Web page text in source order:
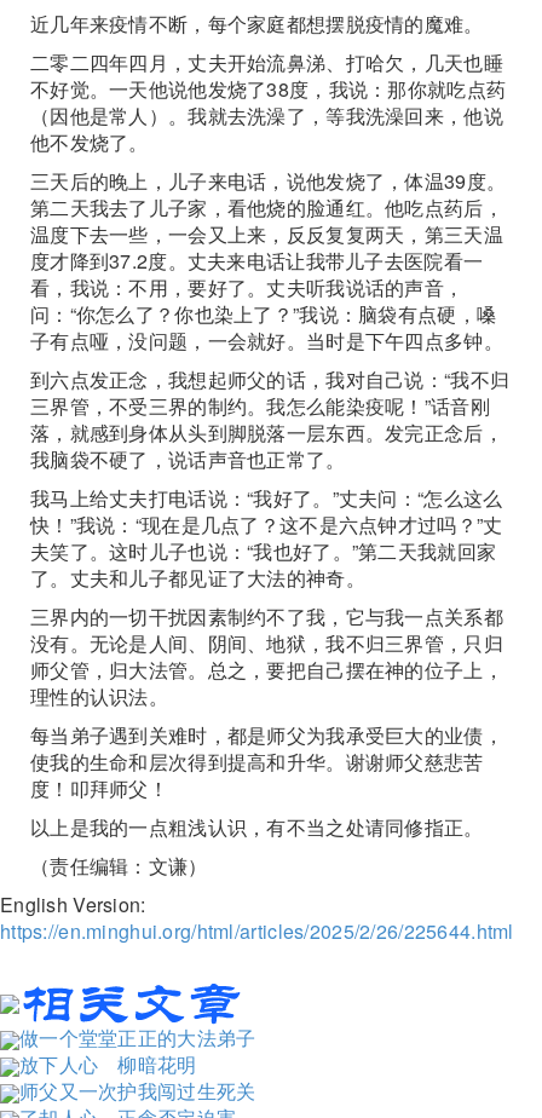
近几年来疫情不断，每个家庭都想摆脱疫情的魔难。
二零二四年四月，丈夫开始流鼻涕、打哈欠，几天也睡
不好觉。一天他说他发烧了38度，我说：那你就吃点药
（因他是常人）。我就去洗澡了，等我洗澡回来，他说
他不发烧了。
三天后的晚上，儿子来电话，说他发烧了，体温39度。
第二天我去了儿子家，看他烧的脸通红。他吃点药后，
温度下去一些，一会又上来，反反复复两天，第三天温
度才降到37.2度。丈夫来电话让我带儿子去医院看一
看，我说：不用，要好了。丈夫听我说话的声音，
问：“你怎么了？你也染上了？”我说：脑袋有点硬，嗓
子有点哑，没问题，一会就好。当时是下午四点多钟。
到六点发正念，我想起师父的话，我对自己说：“我不归
三界管，不受三界的制约。我怎么能染疫呢！”话音刚
落，就感到身体从头到脚脱落一层东西。发完正念后，
我脑袋不硬了，说话声音也正常了。
我马上给丈夫打电话说：“我好了。”丈夫问：“怎么这么
快！”我说：“现在是几点了？这不是六点钟才过吗？”丈
夫笑了。这时儿子也说：“我也好了。”第二天我就回家
了。丈夫和儿子都见证了大法的神奇。
三界内的一切干扰因素制约不了我，它与我一点关系都
没有。无论是人间、阴间、地狱，我不归三界管，只归
师父管，归大法管。总之，要把自己摆在神的位子上，
理性的认识法。
每当弟子遇到关难时，都是师父为我承受巨大的业债，
使我的生命和层次得到提高和升华。谢谢师父慈悲苦
度！叩拜师父！
以上是我的一点粗浅认识，有不当之处请同修指正。
（责任编辑：文谦）
English Version:
https://en.minghui.org/html/articles/2025/2/26/225644.html
做一个堂堂正正的大法弟子
放下人心 柳暗花明
师父又一次护我闯过生死关